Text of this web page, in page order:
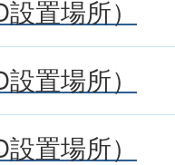
置場所）
置場所）
置場所）